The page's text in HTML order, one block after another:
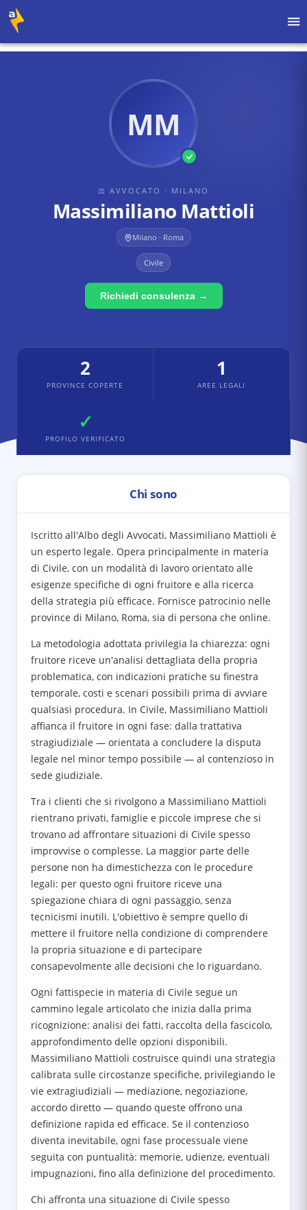
MM
⚖ AVVOCATO · MILANO
Massimiliano Mattioli
Milano · Roma
Civile
Richiedi consulenza →
2
PROVINCE COPERTE
1
AREE LEGALI
✓
PROFILO VERIFICATO
Chi sono
Iscritto all'Albo degli Avvocati, Massimiliano Mattioli è
un esperto legale. Opera principalmente in materia
di Civile, con un modalità di lavoro orientato alle
esigenze specifiche di ogni fruitore e alla ricerca
della strategia più efficace. Fornisce patrocinio nelle
province di Milano, Roma, sia di persona che online.
La metodologia adottata privilegia la chiarezza: ogni
fruitore riceve un'analisi dettagliata della propria
problematica, con indicazioni pratiche su finestra
temporale, costi e scenari possibili prima di avviare
qualsiasi procedura. In Civile, Massimiliano Mattioli
affianca il fruitore in ogni fase: dalla trattativa
stragiudiziale — orientata a concludere la disputa
legale nel minor tempo possibile — al contenzioso in
sede giudiziale.
Tra i clienti che si rivolgono a Massimiliano Mattioli
rientrano privati, famiglie e piccole imprese che si
trovano ad affrontare situazioni di Civile spesso
improvvise o complesse. La maggior parte delle
persone non ha dimestichezza con le procedure
legali: per questo ogni fruitore riceve una
spiegazione chiara di ogni passaggio, senza
tecnicismi inutili. L'obiettivo è sempre quello di
mettere il fruitore nella condizione di comprendere
la propria situazione e di partecipare
consapevolmente alle decisioni che lo riguardano.
Ogni fattispecie in materia di Civile segue un
cammino legale articolato che inizia dalla prima
ricognizione: analisi dei fatti, raccolta della fascicolo,
approfondimento delle opzioni disponibili.
Massimiliano Mattioli costruisce quindi una strategia
calibrata sulle circostanze specifiche, privilegiando le
vie extragiudiziali — mediazione, negoziazione,
accordo diretto — quando queste offrono una
definizione rapida ed efficace. Se il contenzioso
diventa inevitabile, ogni fase processuale viene
seguita con puntualità: memorie, udienze, eventuali
impugnazioni, fino alla definizione del procedimento.
Chi affronta una situazione di Civile spesso